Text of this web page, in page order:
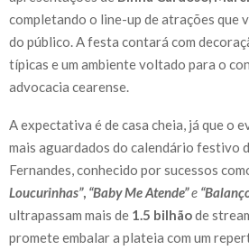
completando o line-up de atrações que
do público. A festa contará com
típicas e um ambiente voltado para o
advocacia cearense.
A expectativa é de casa cheia, já que o
mais aguardados do calendário festivo
Fernandes, conhecido por sucessos
Loucurinhas”, “Baby Me Atende”e
ultrapassam mais de 1.5 bilhãode
promete embalar a plateia com um